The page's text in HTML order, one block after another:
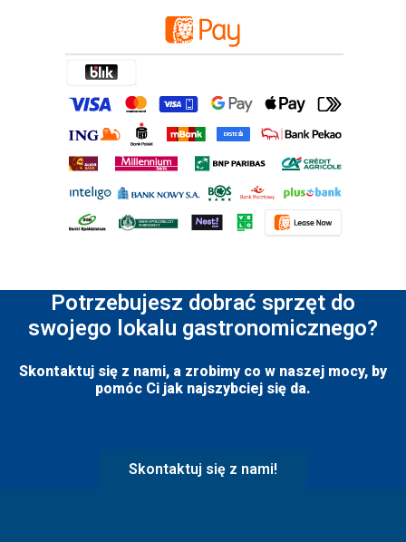
Potrzebujesz dobrać sprzęt do
swojego lokalu gastronomicznego?
Skontaktuj się z nami, a zrobimy co w naszej mocy, by
pomóc Ci jak najszybciej się da.
Skontaktuj się z nami!